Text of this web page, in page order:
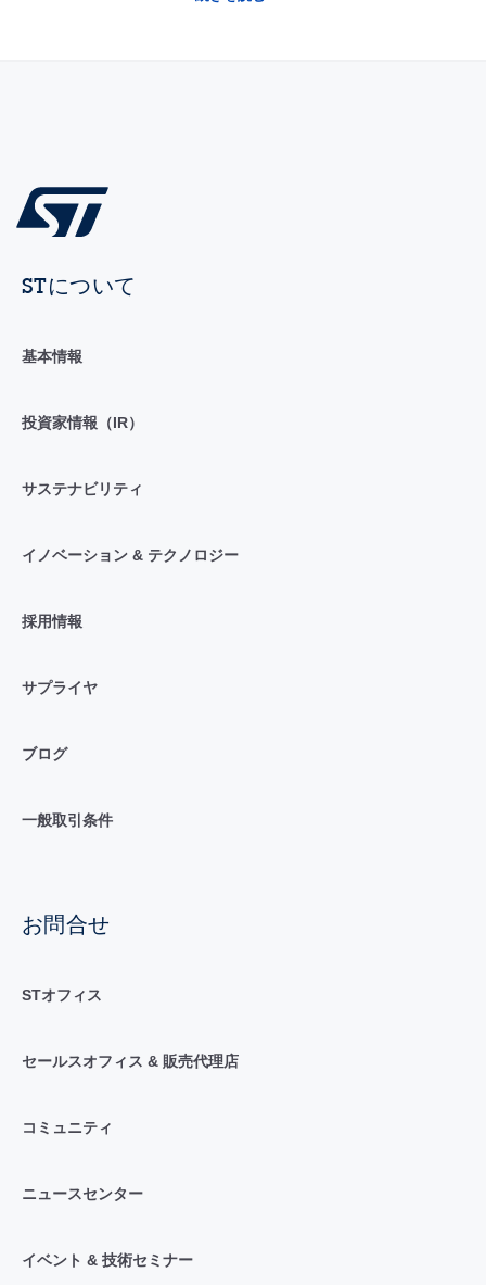
STについて
基本情報
投資家情報（IR）
サステナビリティ
イノベーション & テクノロジー
採用情報
サプライヤ
ブログ
一般取引条件
お問合せ
STオフィス
セールスオフィス & 販売代理店
コミュニティ
ニュースセンター
イベント & 技術セミナー